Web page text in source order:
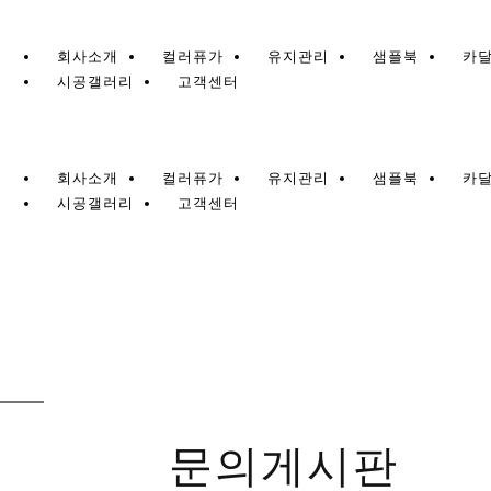
회사소개 컬러퓨가 유지관리 샘플북 카
시공갤러리
고객센터
회사소개 컬러퓨가 유지관리 샘플북 카
시공갤러리
고객센터
문의게시판